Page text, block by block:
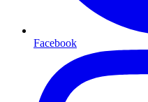
Facebook